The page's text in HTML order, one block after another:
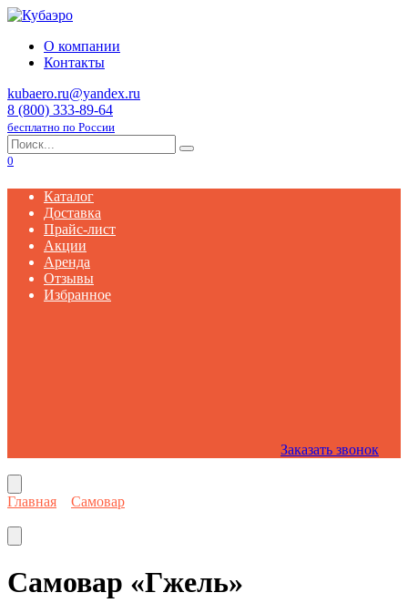
О компании
Контакты
kubaero.ru@yandex.ru
8 (800) 333-89-64
бесплатно по России
Search
for:
0
Каталог
Доставка
Прайс-лист
Акции
Аренда
Отзывы
Избранное
Заказать звонок
к
содержанию
Главная Самовар
Самовар «Гжель»